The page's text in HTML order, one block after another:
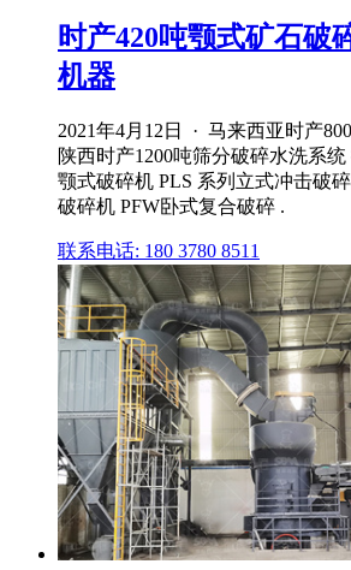
时产420吨颚式矿石破
机器
2021年4月12日 · 马来西亚时产
陕西时产1200吨筛分破碎水洗系
颚式破碎机 PLS 系列立式冲击破
破碎机 PFW卧式复合破碎 .
联系电话: 180 3780 8511